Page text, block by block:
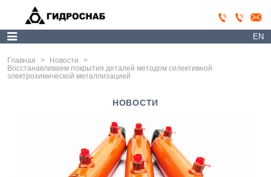
EN
Главная > Новости
>
Восстанавливаем покрытия деталей методом селективной
электрохимической металлизацией
НОВОСТИ